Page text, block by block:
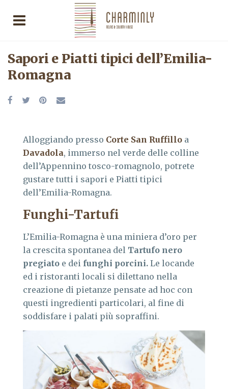
Sapori e Piatti tipici dell’Emilia-
Romagna
Alloggiando presso Corte San Ruffillo a
Davadola, immerso nel verde delle colline
dell’Appennino tosco-romagnolo, potrete
gustare tutti i sapori e Piatti tipici
dell’Emilia-Romagna.
Funghi-Tartufi
L’Emilia-Romagna è una miniera d’oro per
la crescita spontanea del Tartufo nero
pregiato e dei funghi porcini. Le locande
ed i ristoranti locali si dilettano nella
creazione di pietanze pensate ad hoc con
questi ingredienti particolari, al fine di
soddisfare i palati più sopraffini.